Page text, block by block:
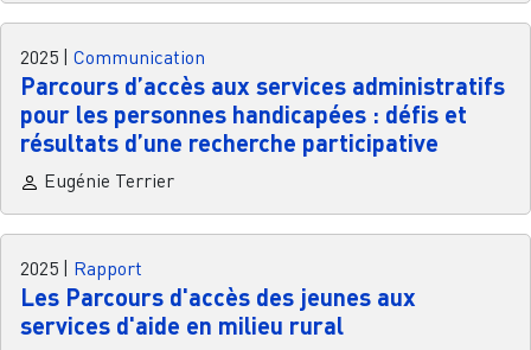
2025 Communication
Parcours d’accès aux services administratifs
pour les personnes handicapées : défis et
résultats d’une recherche participative
Eugénie Terrier
2025 Rapport
Les Parcours d'accès des jeunes aux
services d'aide en milieu rural